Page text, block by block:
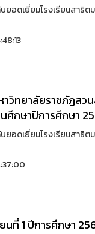
บยอดเยี่ยมโรงเรียนสาธิ
าวิทยาลัยราชภัฏส
ศึกษาปีการศึกษา
บยอดเยี่ยมโรงเรียนสาธิ
นที่ 1 ปีการศึกษา